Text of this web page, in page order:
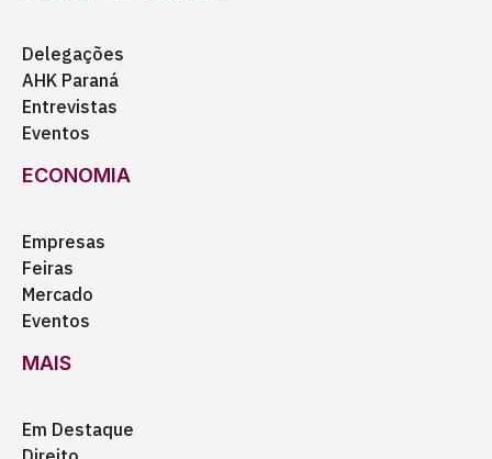
Delegações
AHK Paraná
Entrevistas
Eventos
ECONOMIA
Empresas
Feiras
Mercado
Eventos
MAIS
Em Destaque